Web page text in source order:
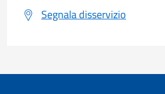
Segnala disservizio